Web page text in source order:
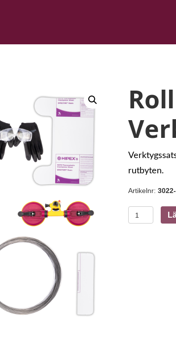
rutbyten.
Artikelnr:
Out